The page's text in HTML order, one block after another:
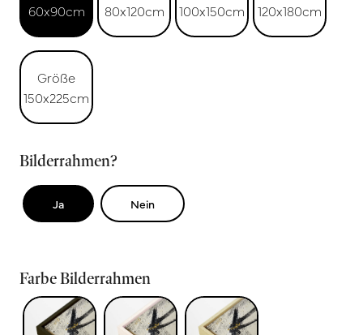
60x90cm
80x120cm
100x150cm
120x180cm
Größe
150x225cm
Bilderrahmen?
Ja Nein
Farbe Bilderrahmen